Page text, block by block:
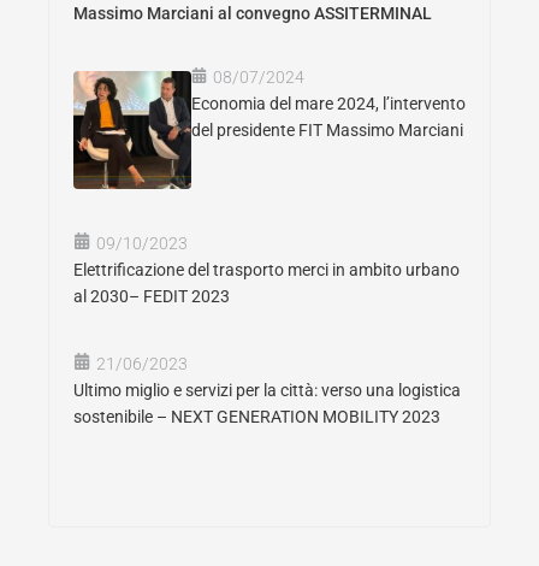
Massimo Marciani al convegno ASSITERMINAL
08/07/2024
Economia del mare 2024, l’intervento
del presidente FIT Massimo Marciani
09/10/2023
Elettrificazione del trasporto merci in ambito urbano
al 2030– FEDIT 2023
21/06/2023
Ultimo miglio e servizi per la città: verso una logistica
sostenibile – NEXT GENERATION MOBILITY 2023